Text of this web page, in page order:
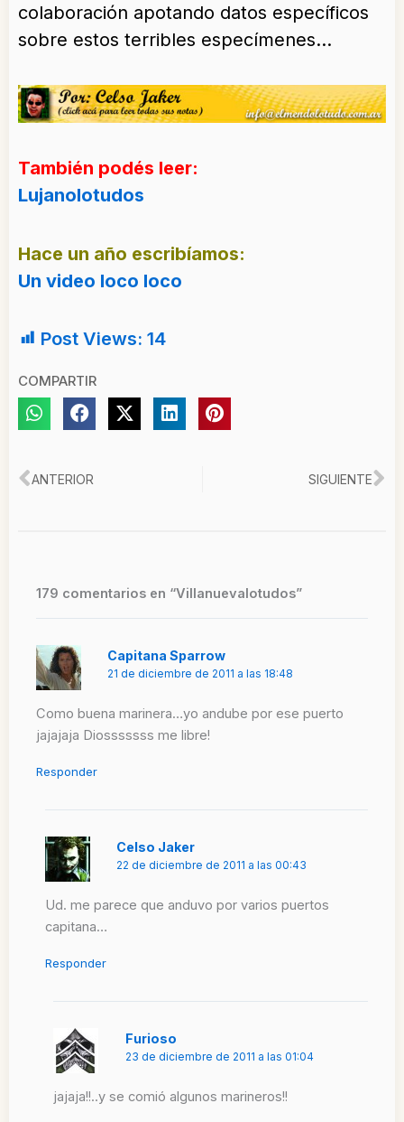
colaboración apotando datos específicos
sobre estos terribles especímenes…
También podés leer:
Lujanolotudos
Hace un año escribíamos:
Un video loco loco
Post Views: 14
COMPARTIR
Ant
ANTERIOR SIGUIENTE
179 comentarios en “Villanuevalotudos”
Capitana Sparrow
21 de diciembre de 2011 a las 18:48
Como buena marinera…yo andube por ese puerto
jajajaja Diosssssss me libre!
Responder
Celso Jaker
22 de diciembre de 2011 a las 00:43
Ud. me parece que anduvo por varios puertos
capitana…
Responder
Furioso
23 de diciembre de 2011 a las 01:04
jajaja!!..y se comió algunos marineros!!